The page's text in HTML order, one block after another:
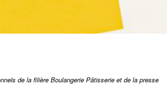
de la filière Boulangerie Pâtisserie et de la presse